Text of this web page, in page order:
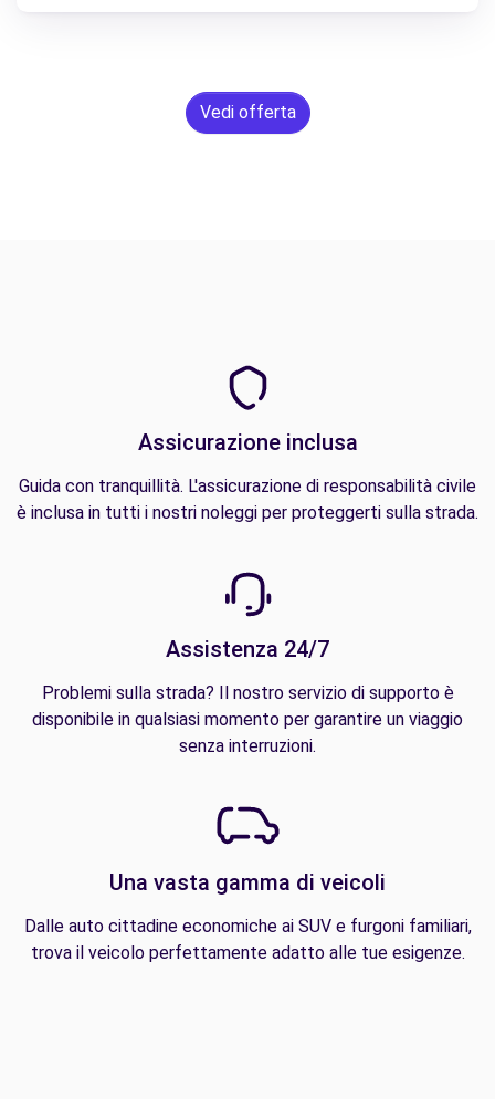
Vedi offerta
Assicurazione inclusa
Guida con tranquillità. L'assicurazione di responsabilità civile
è inclusa in tutti i nostri noleggi per proteggerti sulla strada.
Assistenza 24/7
Problemi sulla strada? Il nostro servizio di supporto è
disponibile in qualsiasi momento per garantire un viaggio
senza interruzioni.
Una vasta gamma di veicoli
Dalle auto cittadine economiche ai SUV e furgoni familiari,
trova il veicolo perfettamente adatto alle tue esigenze.